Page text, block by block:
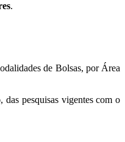
.
de Bolsas, por Área
pesquisas vigentes com o